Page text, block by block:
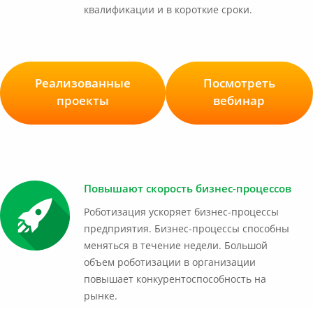
квалификации и в короткие сроки.
Реализованные
проекты
Посмотреть
вебинар
Повышают скорость бизнес-процессов
Роботизация ускоряет бизнес-процессы
предприятия. Бизнес-процессы способны
меняться в течение недели. Большой
объем роботизации в организации
повышает конкурентоспособность на
рынке.